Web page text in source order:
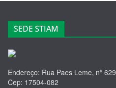
SEDE STIAM
Endereço: Rua Paes Leme, nº
Cep: 17504-082